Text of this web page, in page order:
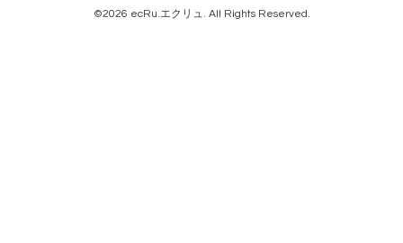
©2026 ecRu.エクリュ. All Rights Reserved.